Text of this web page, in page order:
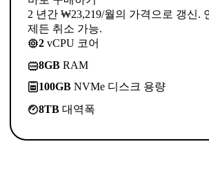
2 년간 ₩23,219/월의 가격으로 갱신.
제든 취소 가능.
2 vCPU 코어
8GB RAM
100GB NVMe 디스크 용량
8TB 대역폭